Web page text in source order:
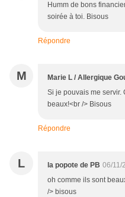
Humm de bons
soirée à toi. Bisous
Répondre
M Marie L / Allergique
Si je pouvais me servir.
beaux!<br /> Bisous
Répondre
L la popote de PB 06/11/
oh comme ils sont
/> bisous